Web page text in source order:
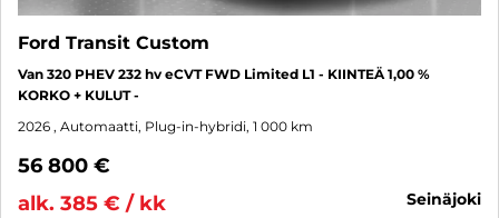
Ford Transit Custom
Van 320 PHEV 232 hv eCVT FWD Limited L1 - KIINTEÄ 1,00 %
KORKO + KULUT -
2026 , Automaatti, Plug-in-hybridi, 1 000 km
56 800 €
alk. 385 € / kk
seinäjoki